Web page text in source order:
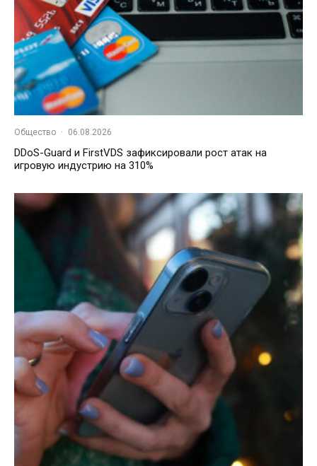
Общество · 06.08.2026
DDoS-Guard и FirstVDS зафиксировали рост атак на
игровую индустрию на 310%